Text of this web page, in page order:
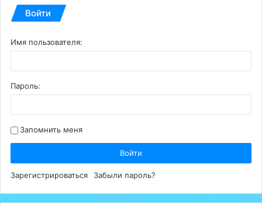
Войти
Имя пользователя:
Пароль:
Запомнить меня
Войти
Зарегистрироваться Забыли пароль?